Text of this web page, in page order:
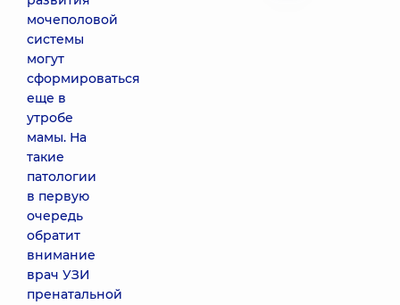
мочеполовой
системы
могут
сформироваться
еще в
утробе
мамы. На
такие
патологии
в первую
очередь
обратит
внимание
врач УЗИ
пренатальной